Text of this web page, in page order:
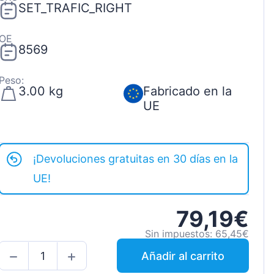
SET_TRAFIC_RIGHT
8569
3.00 kg
Fabricado en la
UE
¡Devoluciones gratuitas en 30 días en la
UE!
79,19€
Sin impuestos: 65,45€
Añadir al carrito